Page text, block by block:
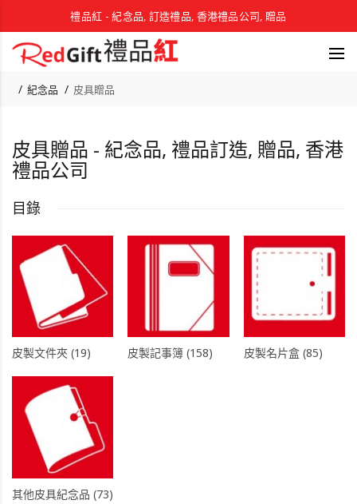
禮品紅 - 紀念品, 訂造禮品, 香港禮品公司, 贈品
紀念品 皮具贈品
皮具贈品 - 紀念品, 禮品訂造, 贈品, 香港
禮品公司
目錄
皮製文件夾 (19) 皮製記事簿 (158) 皮製名片盒 (85)
其他皮具紀念品 (73)